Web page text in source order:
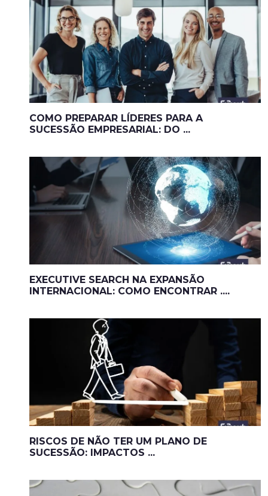
COMO PREPARAR LÍDERES PARA A
SUCESSÃO EMPRESARIAL: DO ...
EXECUTIVE SEARCH NA EXPANSÃO
INTERNACIONAL: COMO ENCONTRAR ....
RISCOS DE NÃO TER UM PLANO DE
SUCESSÃO: IMPACTOS ...